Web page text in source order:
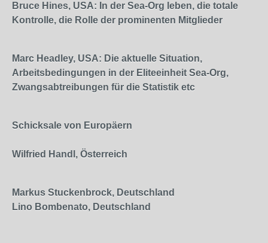
Bruce Hines, USA: In der Sea-Org leben, die totale
Kontrolle, die Rolle der prominenten Mitglieder
Marc Headley, USA: Die aktuelle Situation,
Arbeitsbedingungen in der Eliteeinheit Sea-Org,
Zwangsabtreibungen für die Statistik etc
Schicksale von Europäern
Wilfried Handl, Österreich
Markus Stuckenbrock, Deutschland
Lino Bombenato, Deutschland